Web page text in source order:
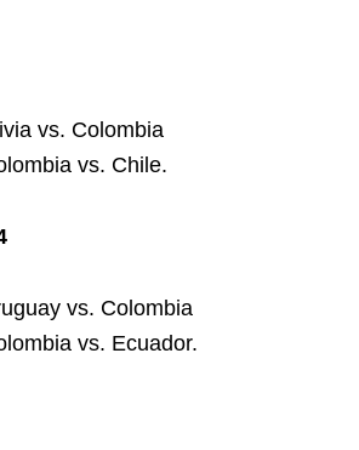
vs. Colombia
vs. Chile.
vs. Colombia
vs. Ecuador.